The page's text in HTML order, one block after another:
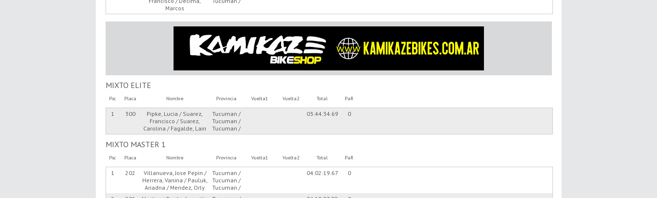
Marcos
MIXTO ELITE
Psc Placa Nombre Provincia Vuelta1 Vuelta2 Total PaR
1 300
Pipke, Lucia / Suarez,
Francisco / Suarez,
Carolina / Fagalde, Lain
Tucuman /
Tucuman /
Tucuman /
03:44:34.69 0
MIXTO MASTER 1
Psc Placa Nombre Provincia Vuelta1 Vuelta2 Total PaR
1 202
Villanueva, Jose Pepin /
Herrera, Vanina / Pauluk,
Ariadna / Mendez, Orly
Tucuman /
Tucuman /
Tucuman /
04:02:19.67 0